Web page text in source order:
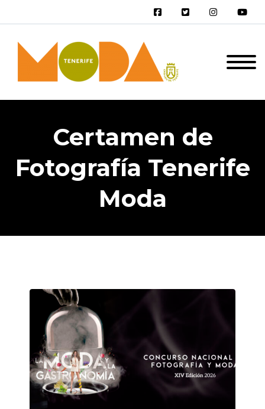
Certamen de
Fotografía Tenerife
Moda